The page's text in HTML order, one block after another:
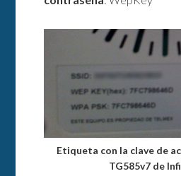
Etiqueta con la clave de
TG585v7 de